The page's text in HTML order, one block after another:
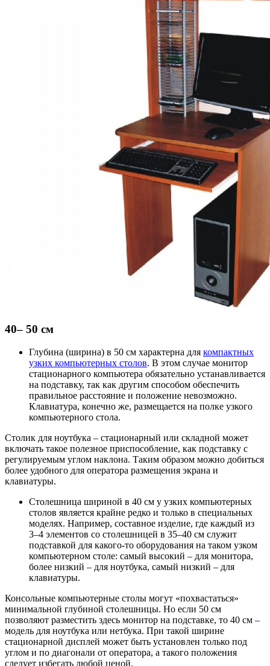
40– 50 см
Глубина (ширина) в 50 см характерна для компактных
узких компьютерных столов. В этом случае монитор
стационарного компьютера обязательно устанавливается
на подставку, так как другим способом обеспечить
правильное расстояние и положение невозможно.
Клавиатура, конечно же, размещается на полке узкого
компьютерного стола.
Столик для ноутбука – стационарный или складной может
включать такое полезное приспособление, как подставку с
регулируемым углом наклона. Таким образом можно добиться
более удобного для оператора размещения экрана и
клавиатуры.
Столешница шириной в 40 см у узких компьютерных
столов является крайне редко и только в специальных
моделях. Например, составное изделие, где каждый из
3–4 элементов со столешницей в 35–40 см служит
подставкой для какого-то оборудования на таком узком
компьютерном столе: самый высокий – для монитора,
более низкий – для ноутбука, самый низкий – для
клавиатуры.
Консольные компьютерные столы могут «похвастаться»
минимальной глубиной столешницы. Но если 50 см
позволяют разместить здесь монитор на подставке, то 40 см –
модель для ноутбука или нетбука. При такой ширине
стационарной дисплей может быть установлен только под
углом и по диагонали от оператора, а такого положения
следует избегать любой ценой.